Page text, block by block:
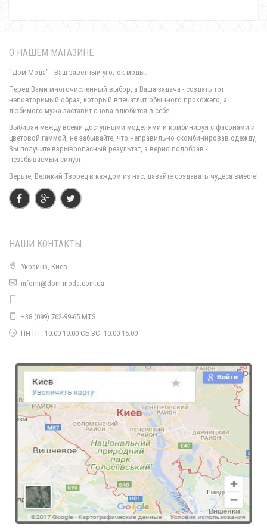
300.00грн.
Недорогая женская блузка с коротким рукавом
Недорогая женская блузка с вырезом на плечах
280.00грн.
О НАШЕМ МАГАЗИНЕ
"Дом-Мода" - Ваш заветный уголок моды.
Перед Вами многочисленный выбор, а Ваша задача - создать тот
неповторимый образ, который впечатлит обычного прохожего, а
любимого мужа заставит снова влюбится в себя.
Выбирая между всеми доступными моделями и комбинируя с фасонами и
цветовой гаммой, не забывайте, что неправильно скомбинировав одежду,
Вы получите взрывоопасный результат, а верно подобрав -
незабываемый силуэт.
Верьте, Великий Творец в каждом из нас, давайте создавать чудеса вместе!
НАШИ КОНТАКТЫ
Украина, Киев
inform@dom-moda.com.ua
+38 (099) 762-99-65 MTS
ПН-ПТ: 10:00-19:00 СБ-ВС: 10:00-15:00